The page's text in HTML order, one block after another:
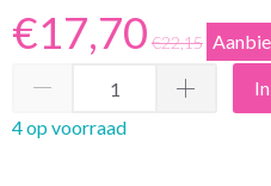
€17,70 €22,15
4 op voorraad